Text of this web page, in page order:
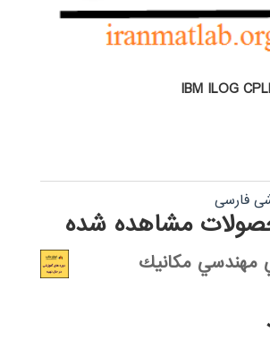
فارسی
مشاهده شده
مهندسي مكانيك